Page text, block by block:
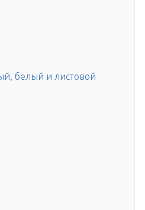
белый и листовой